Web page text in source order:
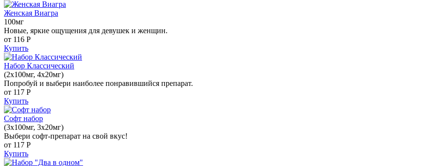
Женская Виагра
100мг
Новые, яркие ощущения для девушек и женщин.
от 116 Р
Купить
Набор Классический
(2x100мг, 4x20мг)
Попробуй и выбери наиболее понравившийся препарат.
от 117 Р
Купить
Софт набор
(3x100мг, 3x20мг)
Выбери софт-препарат на свой вкус!
от 117 Р
Купить